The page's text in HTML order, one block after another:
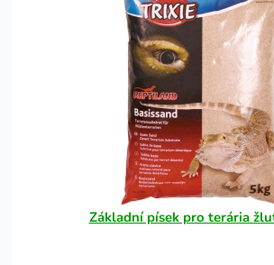
Základní písek pro terária